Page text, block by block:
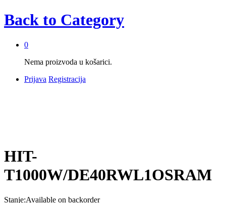
Back to Category
0
Nema proizvoda u košarici.
Prijava Registracija
HIT-
T1000W/DE40RWL1OSRAM
Stanje:Available on backorder